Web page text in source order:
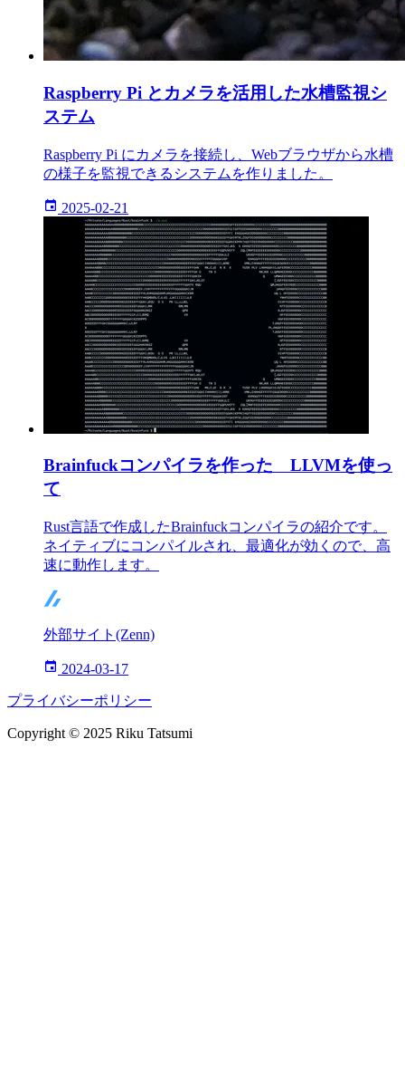
Raspberry Pi とカメラを活用した水槽監視シ
ステム
Raspberry Pi にカメラを接続し、Webブラウザから水槽
の様子を監視できるシステムを作りました。
2025-02-21
Brainfuckコンパイラを作った LLVMを使っ
て
Rust言語で作成したBrainfuckコンパイラの紹介です。
ネイティブにコンパイルされ、最適化が効くので、高
速に動作します。
外部サイト(Zenn)
2024-03-17
プライバシーポリシー
Copyright © 2025 Riku Tatsumi